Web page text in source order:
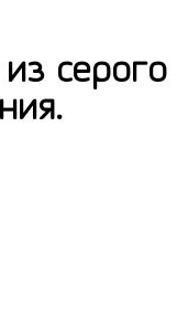
серого